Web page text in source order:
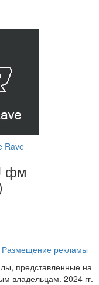
Rave
фм
Размещение рекламы
представленные на
владельцам. 2024 гг.